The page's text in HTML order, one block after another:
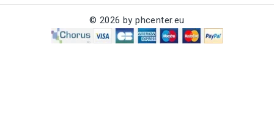
© 2026 by phcenter.eu